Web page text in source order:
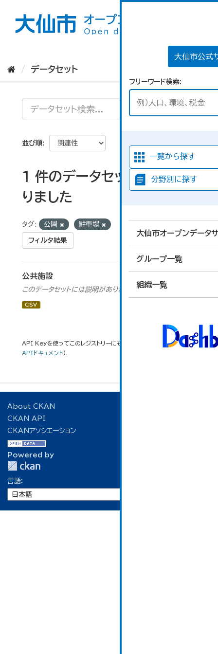
大仙市公式
フリーワード検索
一覧から探す
分野別に探す
大仙市オープンデータ
グループ一覧
組織一覧
データセット
並び順
1 件のデータセットが見つか
りました
タグ: 公園 駐車場
フィルタ結果
公共施設
このデータセットには説明がありません
CSV
API Keyを使ってこのレジストリーにもアクセス可能ですAPI(see
APIドキュメント).
About CKAN
CKAN API
CKANアソシエーション
Powered by
言語